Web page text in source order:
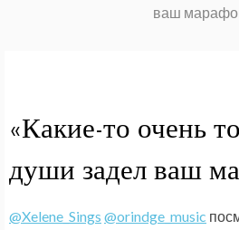
ваш
«Какие-то очень
души задел ваш
@Xelene_Sings @orindge_music